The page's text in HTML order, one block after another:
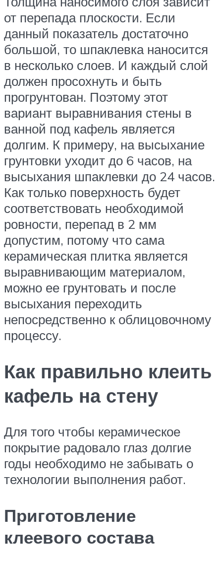
от перепада плоскости. Если
данный показатель достаточно
большой, то шпаклевка наносится
в несколько слоев. И каждый слой
должен просохнуть и быть
прогрунтован. Поэтому этот
вариант выравнивания стены в
ванной под кафель является
долгим. К примеру, на высыхание
грунтовки уходит до 6 часов, на
высыхания шпаклевки до 24 часов.
Как только поверхность будет
соответствовать необходимой
ровности, перепад в 2 мм
допустим, потому что сама
керамическая плитка является
выравнивающим материалом,
можно ее грунтовать и после
высыхания переходить
непосредственно к облицовочному
процессу.
Как правильно клеить
кафель на стену
Для того чтобы керамическое
покрытие радовало глаз долгие
годы необходимо не забывать о
технологии выполнения работ.
Приготовление
клеевого состава